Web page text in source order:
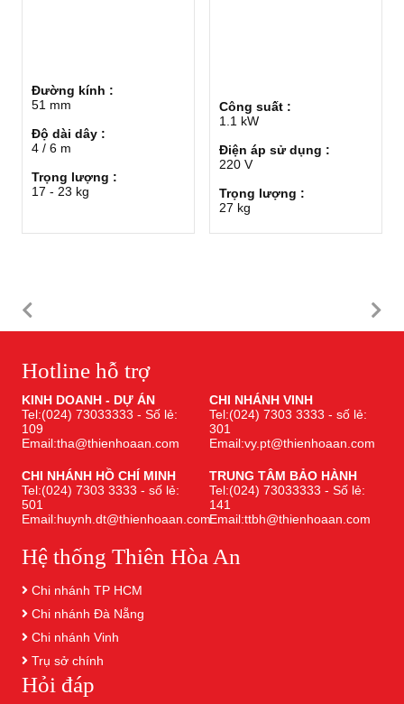
Đường kính :
51 mm
Độ dài dây :
4 / 6 m
Trọng lượng :
17 - 23 kg
Công suất :
1.1 kW
Điện áp sử dụng :
220 V
Trọng lượng :
27 kg
Hotline hỗ trợ
KINH DOANH - DỰ ÁN
Tel:(024) 73033333 - Số lẻ:
109
Email:tha@thienhoaan.com
CHI NHÁNH VINH
Tel:(024) 7303 3333 - số lẻ:
301
Email:vy.pt@thienhoaan.com
CHI NHÁNH HỒ CHÍ MINH
Tel:(024) 7303 3333 - số lẻ:
501
Email:huynh.dt@thienhoaan.com
TRUNG TÂM BẢO HÀNH
Tel:(024) 73033333 - Số lẻ:
141
Email:ttbh@thienhoaan.com
Hệ thống Thiên Hòa An
Chi nhánh TP HCM
Chi nhánh Đà Nẵng
Chi nhánh Vinh
Trụ sở chính
Hỏi đáp